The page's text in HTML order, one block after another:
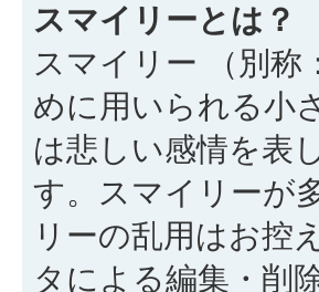
スマイリーとは？
スマイリー （別
めに用いられる小
は悲しい感情を表
す。スマイリーが
リーの乱用はお控
タによる編集・削